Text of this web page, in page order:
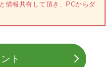
情報共有して頂き、PCからダ
ト